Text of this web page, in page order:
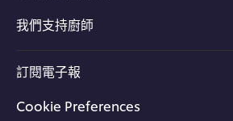
我們支持廚師
訂閱電子報
Cookie Preferences